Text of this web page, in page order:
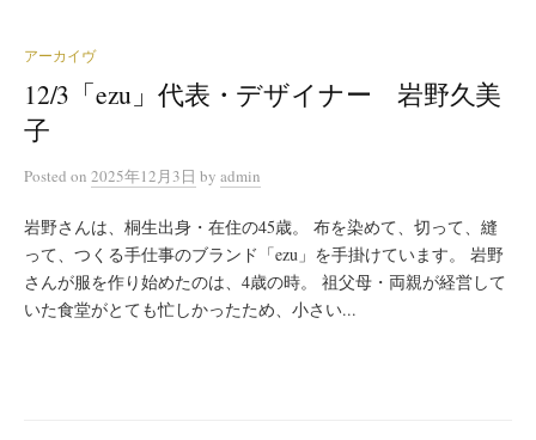
アーカイヴ
12/3「ezu」代表・デザイナー 岩野久美
子
Posted on 2025年12月3日 by admin
岩野さんは、桐生出身・在住の45歳。 布を染めて、切って、縫
って、つくる手仕事のブランド「ezu」を手掛けています。 岩野
さんが服を作り始めたのは、4歳の時。 祖父母・両親が経営して
いた食堂がとても忙しかったため、小さい...